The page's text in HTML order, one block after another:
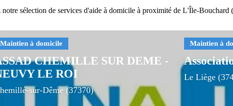
notre sélection de services d'aide à domicile à proximité de L'Île-Bouchard
CHEMILLE SUR DEME -
LE ROI
sur-Dême (37370)
Le Liège